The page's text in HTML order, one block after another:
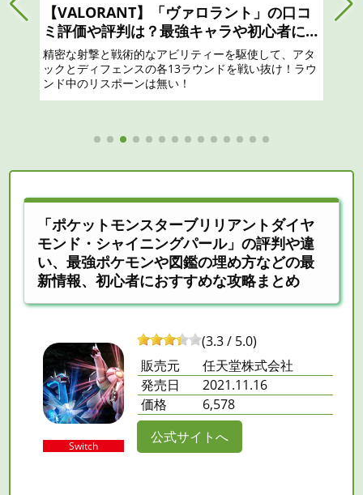
【VALORANT】「ヴァロラント」の口コ
ミ評価や評判は？最強キャラや初心者にお
すすめのスキン、ランク上げのやり方を攻
略
精密な射撃と戦術的なアビリティーを駆使して、アタ
ックとディフェンスの各13ラウンドを戦い抜け！ラウ
ンド中のリスポーンは無い！
「ポケットモンスターブリリアントダイヤ
モンド・シャイニングパール」の評判や違
い、最強ポケモンや図鑑の埋め方などの最
新情報、初心者におすすめな攻略まとめ
Switch
(3.3 / 5.0)
販売元
任天堂株式会社
発売日
2021.11.16
価格
6,578
公式サイトへ